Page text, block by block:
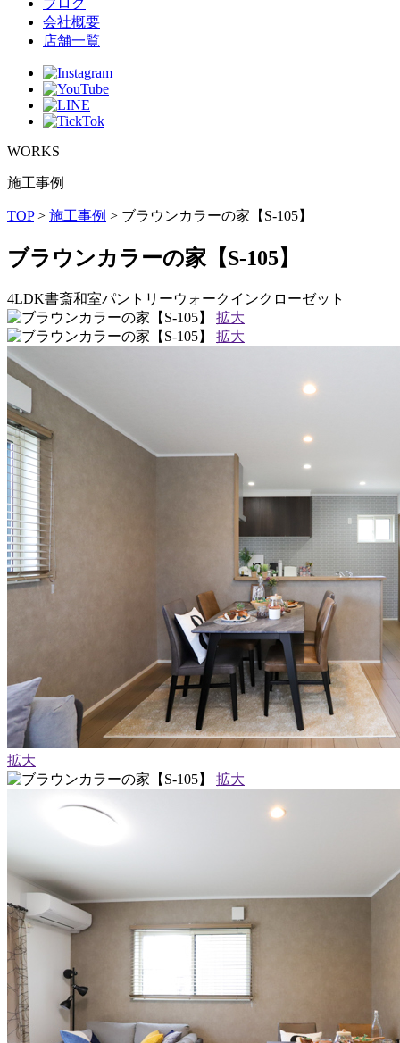
会社概要
店舗⼀覧
WORKS
施工事例
TOP> 施工事例 > ブラウンカラーの家【S-105】
ブラウンカラーの家【S-105】
4LDK書斎和室パントリーウォークインクローゼット
拡大
拡大
拡大
拡大